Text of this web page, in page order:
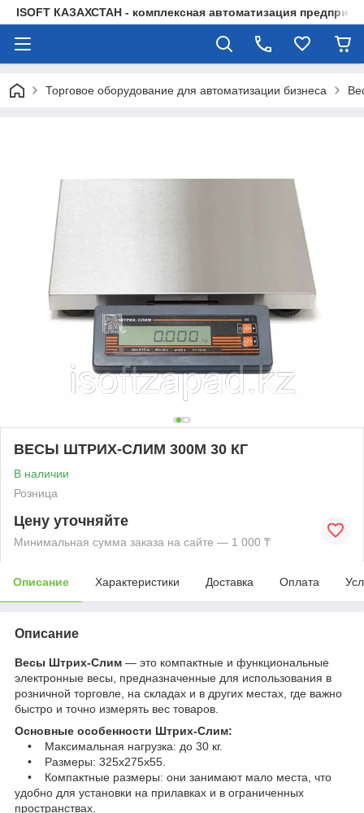
ISOFT КАЗАХСТАН - комплексная автоматизация
Торговое оборудование для автоматизации бизнеса
ВЕСЫ ШТРИХ-СЛИМ 300М 30 КГ
В наличии
Розница
Цену уточняйте
Минимальная сумма заказа на сайте — 1 000 ₸
Описание Характеристики Доставка Оплата
Описание
Весы Штрих-Слим — это компактные и функциональные
электронные весы, предназначенные для использования в
розничной торговле, на складах и в других местах, где важно
быстро и точно измерять вес товаров.
Основные особенности Штрих-Слим:
• Максимальная нагрузка: до 30 кг.
• Размеры: 325х275х55.
• Компактные размеры: они занимают мало места, что
удобно для установки на прилавках и в ограниченных
пространствах.